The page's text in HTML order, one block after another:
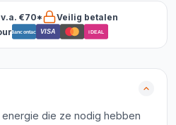
€70*
Veilig betalen
Bancontact VISA iDEAL
die ze nodig hebben